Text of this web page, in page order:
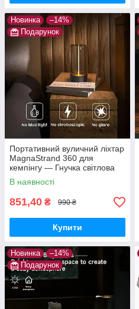
Новинка
–14%
Подарунок
Портативний вуличний ліхтар
MagnaStrand 360 для
кемпінгу — Гнучка світлова
нитка 360° з магнітним
кріпленням та Type-C
В наявності
851,40 ₴ 990 ₴
Купити
Новинка
–14%
Подарунок